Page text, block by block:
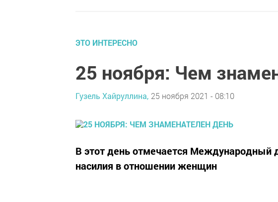
ЭТО ИНТЕРЕСНО
25 ноября: Чем
Гузель Хайруллина, 25 ноября 2021 - 08:10
В этот день отмечается Международный
насилия в отношении женщин